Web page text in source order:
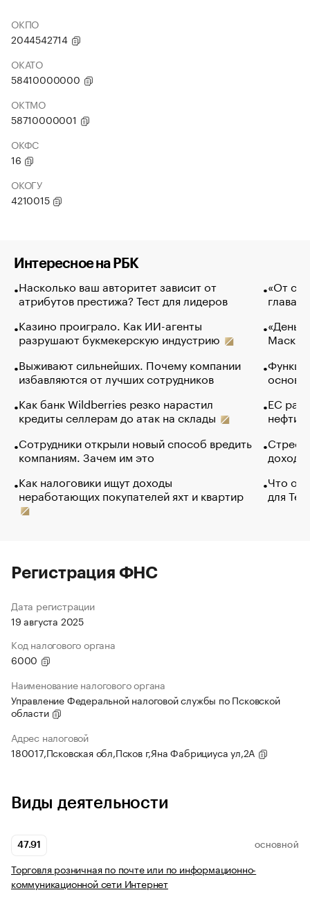
ОКПО
2044542714
ОКАТО
58410000000
ОКТМО
58710000001
ОКФС
16
ОКОГУ
4210015
Интересное на РБК
Насколько ваш авторитет зависит от
атрибутов престижа? Тест для лидеров
Казино проиграло. Как ИИ-агенты
разрушают букмекерскую индустрию
Выживают сильнейших. Почему компании
избавляются от лучших сотрудников
Как банк Wildberries резко нарастил
кредиты селлерам до атак на склады
Сотрудники открыли новый способ вредить
компаниям. Зачем им это
Как налоговики ищут доходы
неработающих покупателей яхт и квартир
«От
глава
Маск в
основ
ЕС
нефти
Что
для
Регистрация ФНС
Дата регистрации
19 августа 2025
Код налогового органа
6000
Наименование налогового органа
Управление Федеральной налоговой службы по Псковской
области
Адрес налоговой
180017,Псковская обл,Псков г,Яна Фабрициуса ул,2А
Виды деятельности
47.91 ОСНОВНОЙ
Торговля розничная по почте или по информационно-
коммуникационной сети Интернет